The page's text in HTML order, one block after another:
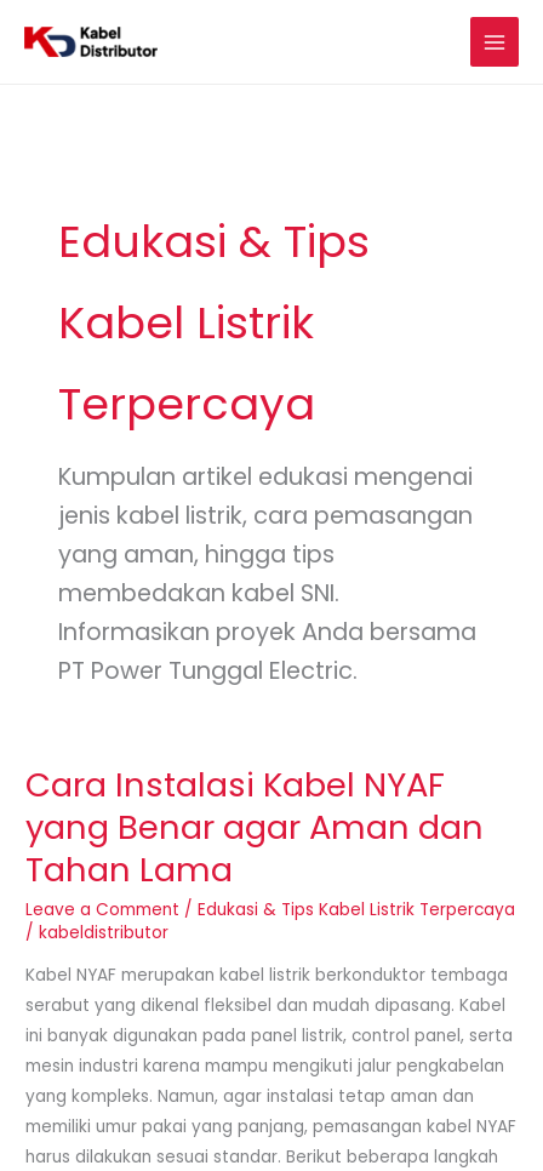
Edukasi & Tips
Kabel Listrik
Terpercaya
Kumpulan artikel edukasi mengenai
jenis kabel listrik, cara pemasangan
yang aman, hingga tips
membedakan kabel SNI.
Informasikan proyek Anda bersama
PT Power Tunggal Electric.
Cara Instalasi Kabel NYAF
yang Benar agar Aman dan
Tahan Lama
Leave a Comment /Edukasi & Tips Kabel Listrik Terpercaya
/kabeldistributor
Kabel NYAF merupakan kabel listrik berkonduktor tembaga
serabut yang dikenal fleksibel dan mudah dipasang. Kabel
ini banyak digunakan pada panel listrik, control panel, serta
mesin industri karena mampu mengikuti jalur pengkabelan
yang kompleks. Namun, agar instalasi tetap aman dan
memiliki umur pakai yang panjang, pemasangan kabel NYAF
harus dilakukan sesuai standar. Berikut beberapa langkah
Cara
Kabel
NYAF
yang
Benar